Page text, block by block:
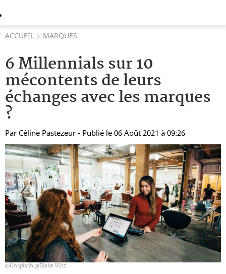
ACCUEIL MARQUES
6 Millennials sur 10
mécontents de leurs
échanges avec les marques
?
Par Céline Pastezeur - Publié le 06 Août 2021 à 09:26
Unsplash @Blake Wisz